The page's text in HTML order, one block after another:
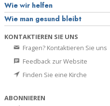
Wie wir helfen
Wie man gesund bleibt
KONTAKTIEREN SIE UNS
Fragen? Kontaktieren Sie uns
Feedback zur Website
Finden Sie eine Kirche
ABONNIEREN